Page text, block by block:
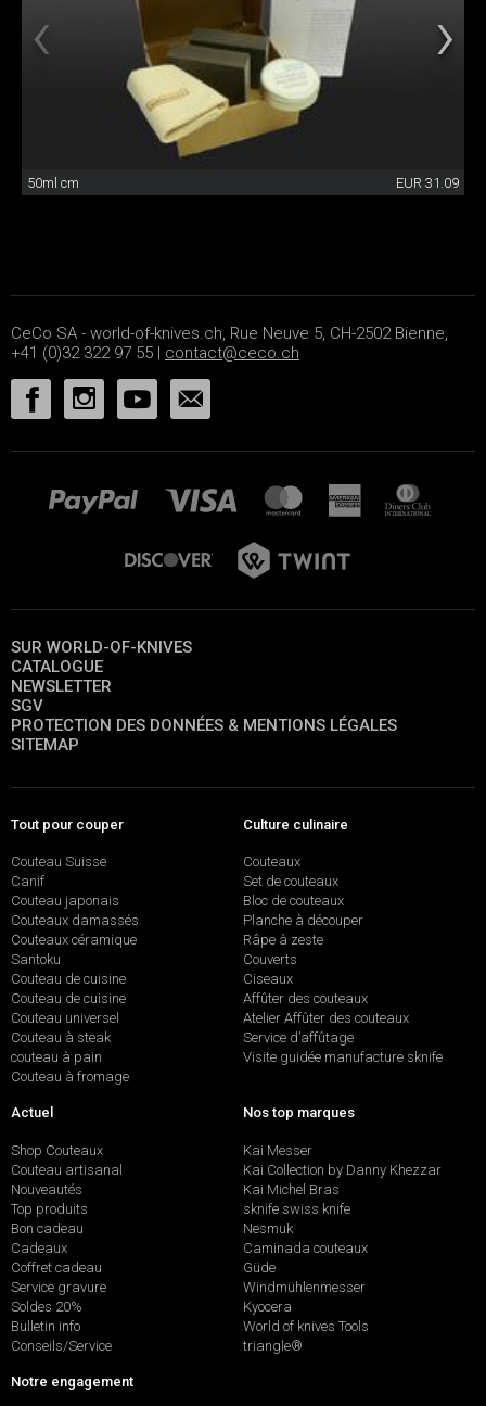
50ml cm EUR 31.09
CeCo SA - world-of-knives.ch, Rue Neuve 5, CH-2502 Bienne,
+41 (0)32 322 97 55 | contact@ceco.ch
SUR WORLD-OF-KNIVES
CATALOGUE
NEWSLETTER
SGV
PROTECTION DES DONNÉES & MENTIONS LÉGALES
SITEMAP
Tout pour couper
Couteau Suisse
Canif
Couteau japonais
Couteaux damassés
Couteaux céramique
Santoku
Couteau de cuisine
Couteau de cuisine
Couteau universel
Couteau à steak
couteau à pain
Couteau à fromage
Culture culinaire
Couteaux
Set de couteaux
Bloc de couteaux
Planche à découper
Râpe à zeste
Couverts
Ciseaux
Affûter des couteaux
Atelier Affûter des couteaux
Service d’affûtage
Visite guidée manufacture sknife
Actuel
Shop Couteaux
Couteau artisanal
Nouveautés
Top produits
Bon cadeau
Cadeaux
Coffret cadeau
Service gravure
Soldes 20%
Bulletin info
Conseils/Service
Nos top marques
Kai Messer
Kai Collection by Danny Khezzar
Kai Michel Bras
sknife swiss knife
Nesmuk
Caminada couteaux
Güde
Windmühlenmesser
Kyocera
World of knives Tools
triangle®
Notre engagement